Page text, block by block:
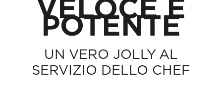
VELOCE E
POTENTE
UN VERO JOLLY AL
SERVIZIO DELLO CHEF